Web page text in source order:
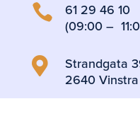

61 29 46 10
(09:00 –

Strandgata
2640 Vinstra